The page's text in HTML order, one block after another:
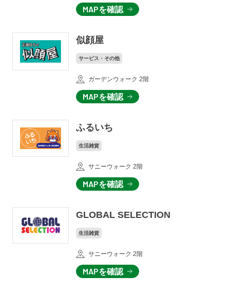
MAPを確認
似顔屋
サービス・その他
ガーデンウォーク 2階
MAPを確認
ふるいち
生活雑貨
サニーウォーク 2階
MAPを確認
GLOBAL SELECTION
生活雑貨
サニーウォーク 2階
MAPを確認